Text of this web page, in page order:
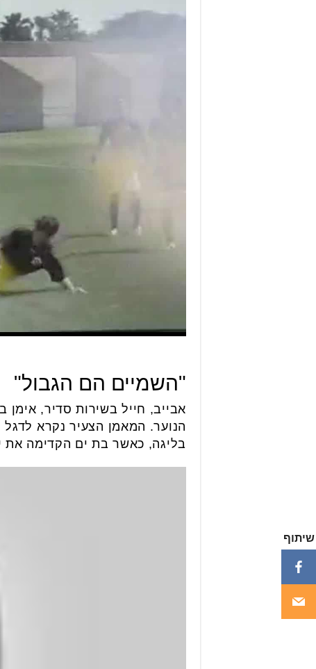
"השמיים הם הגבול"
אבייב, חייל בשירות סדיר,
בליגה, כאשר בת ים הקדימה את
שיתוף